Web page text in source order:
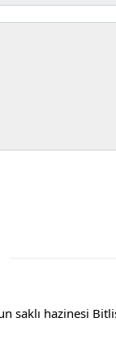
saklı hazinesi